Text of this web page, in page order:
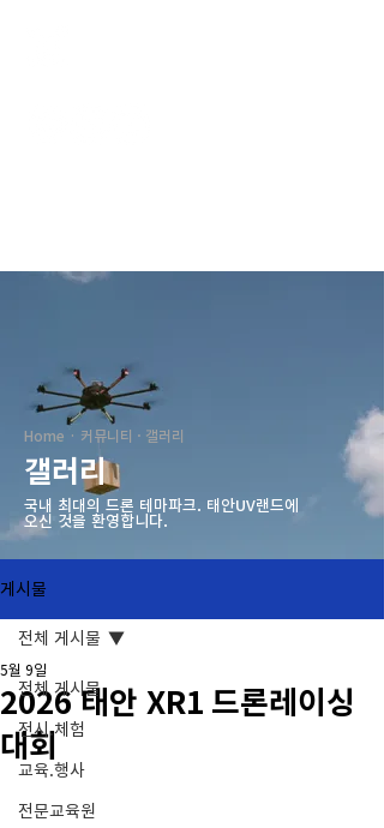
Home · 커뮤니티 · 갤러리
갤러리
국내 최대의 드론 테마파크. ​태안UV랜드에
오신 것을 환영합니다.
게시물
전체 게시물
전시.체험
교육.행사
전문교육원
전체 게시물
2026 태안 XR1 드론레이싱
대회
5월 9일